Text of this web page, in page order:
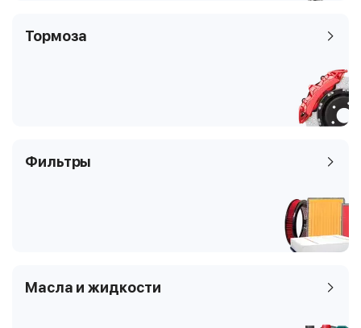
Тормоза
Фильтры
Масла и жидкости